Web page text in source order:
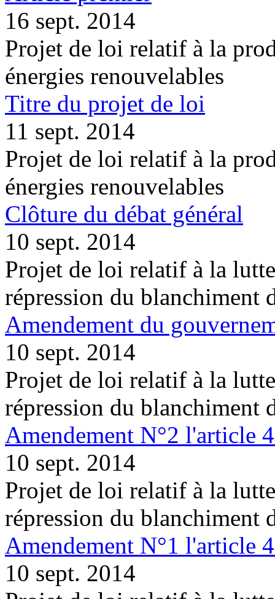
16 sept. 2014
Projet de loi relatif à la
énergies renouvelables
Titre du projet de loi
11 sept. 2014
Projet de loi relatif à la
énergies renouvelables
Clôture du débat général
10 sept. 2014
Projet de loi relatif à la
répression du blanchiment
Amendement du
10 sept. 2014
Projet de loi relatif à la
répression du blanchiment
Amendement N°2 l'article
10 sept. 2014
Projet de loi relatif à la
répression du blanchiment
Amendement N°1 l'article
10 sept. 2014